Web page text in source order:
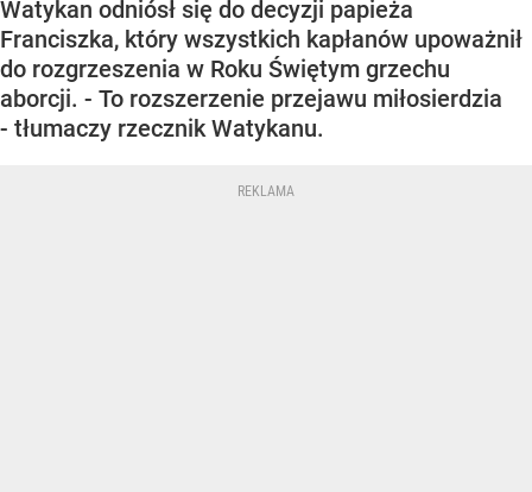
Watykan odniósł się do decyzji papieża
Franciszka, który wszystkich kapłanów upoważnił
do rozgrzeszenia w Roku Świętym grzechu
aborcji. - To rozszerzenie przejawu miłosierdzia
- tłumaczy rzecznik Watykanu.